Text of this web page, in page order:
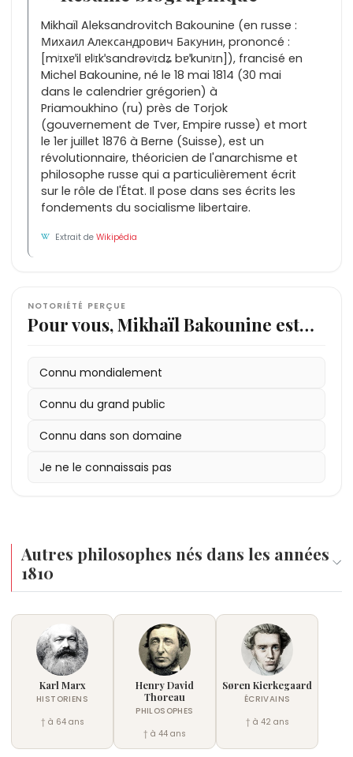
Mikhaïl Aleksandrovitch Bakounine (en russe :
Михаил Александрович Бакунин, prononcé :
[mʲɪxɐˈil ɐlʲɪkˈsandrəvʲɪdʑ bɐˈkunʲɪn]), francisé en
Michel Bakounine, né le 18 mai 1814 (30 mai
dans le calendrier grégorien) à
Priamoukhino (ru) près de Torjok
(gouvernement de Tver, Empire russe) et mort
le 1er juillet 1876 à Berne (Suisse), est un
révolutionnaire, théoricien de l'anarchisme et
philosophe russe qui a particulièrement écrit
sur le rôle de l'État. Il pose dans ses écrits les
fondements du socialisme libertaire.
Extrait deWikipédia
NOTORIÉTÉ PERÇUE
Pour vous, Mikhaïl Bakounine est…
Connu mondialement
Connu du grand public
Connu dans son domaine
Je ne le connaissais pas
Autres philosophes nés dans les années
1810
Karl Marx
HISTORIENS
† à 64 ans
Henry David
Thoreau
PHILOSOPHES
† à 44 ans
Søren Kierkegaard
ÉCRIVAINS
† à 42 ans